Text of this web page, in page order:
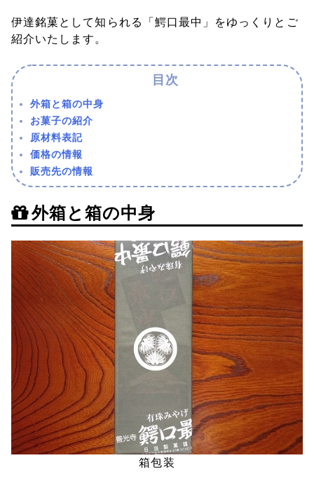
伊達銘菓として知られる「鰐口最中」をゆっくりとご
紹介いたします。
外箱と箱の中身
お菓子の紹介
原材料表記
価格の情報
販売先の情報
外箱と箱の中身
箱包装